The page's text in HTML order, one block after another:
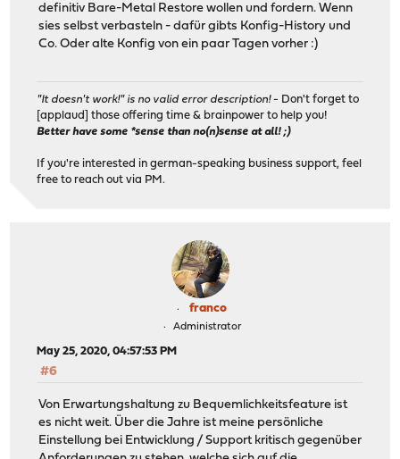
definitiv Bare-Metal Restore wollen und fordern. Wenn
sies selbst verbasteln - dafür gibts Konfig-History und
Co. Oder alte Konfig von ein paar Tagen vorher :)
"It doesn't work!" is no valid error description!- Don't forget to
[applaud] those offering time & brainpower to help you!
Better have some *sense than no(n)sense at all! ;)
If you're interested in german-speaking business support, feel
free to reach out via PM.
franco
Administrator
May 25, 2020, 04:57:53 PM
#6
Von Erwartungshaltung zu Bequemlichkeitsfeature ist
es nicht weit. Über die Jahre ist meine persönliche
Einstellung bei Entwicklung / Support kritisch gegenüber